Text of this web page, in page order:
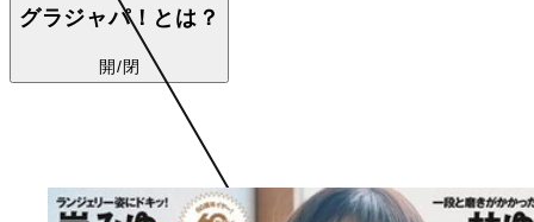
グラジャパ！とは？
開/閉